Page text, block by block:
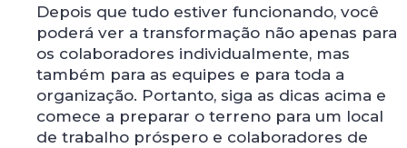
Depois que tudo estiver funcionando, você
poderá ver a transformação não apenas para
os colaboradores individualmente, mas
também para as equipes e para toda a
organização. Portanto, siga as dicas acima e
comece a preparar o terreno para um local
de trabalho próspero e colaboradores de